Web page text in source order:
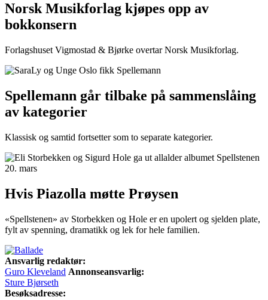
Norsk Musikforlag kjøpes opp av
bokkonsern
Forlagshuset Vigmostad & Bjørke overtar Norsk Musikforlag.
Spellemann går tilbake på sammenslåing
av kategorier
Klassisk og samtid fortsetter som to separate kategorier.
Hvis Piazolla møtte Prøysen
«Spellstenen» av Storbekken og Hole er en upolert og sjelden plate,
fylt av spenning, dramatikk og lek for hele familien.
Ansvarlig redaktør:
Guro Kleveland Annonseansvarlig:
Sture Bjørseth
Besøksadresse: